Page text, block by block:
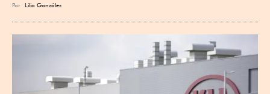
Por Lilia González